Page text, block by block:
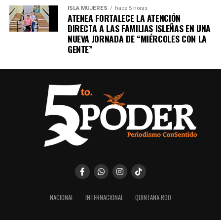
ISLA MUJERES hace 5 horas
ATENEA FORTALECE LA ATENCIÓN
DIRECTA A LAS FAMILIAS ISLEÑAS EN UNA
NUEVA JORNADA DE “MIÉRCOLES CON LA
GENTE”
NACIONAL INTERNACIONAL QUINTANA ROO